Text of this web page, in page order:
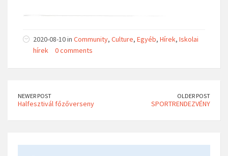
2020-08-10 in Community, Culture, Egyéb, Hírek, Iskolai
hírek
0 comments
NEWER POST
Halfesztivál főzőverseny
OLDER POST
SPORTRENDEZVÉNY